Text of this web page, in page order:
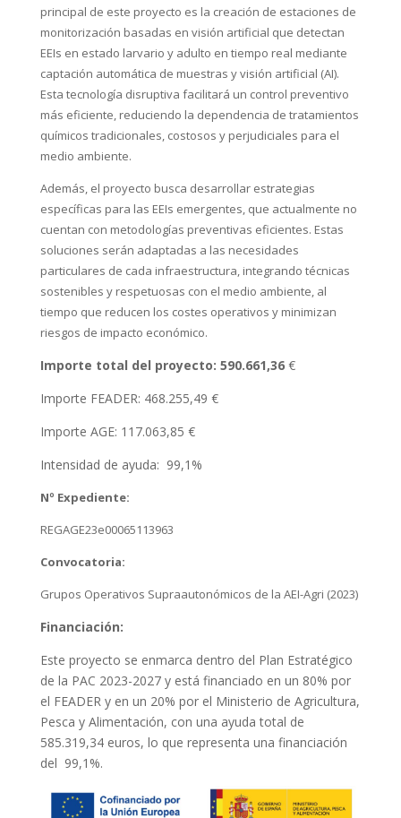
principal de este proyecto es la creación de estaciones de
monitorización basadas en visión artificial que detectan
EEIs en estado larvario y adulto en tiempo real mediante
captación automática de muestras y visión artificial (AI).
Esta tecnología disruptiva facilitará un control preventivo
más eficiente, reduciendo la dependencia de tratamientos
químicos tradicionales, costosos y perjudiciales para el
medio ambiente.
Además, el proyecto busca desarrollar estrategias
específicas para las EEIs emergentes, que actualmente no
cuentan con metodologías preventivas eficientes. Estas
soluciones serán adaptadas a las necesidades
particulares de cada infraestructura, integrando técnicas
sostenibles y respetuosas con el medio ambiente, al
tiempo que reducen los costes operativos y minimizan
riesgos de impacto económico.
Importe total del proyecto: 590.661,36 €
Importe FEADER: 468.255,49 €
Importe AGE: 117.063,85 €
Intensidad de ayuda: 99,1%
Nº Expediente:
REGAGE23e00065113963
Convocatoria:
Grupos Operativos Supraautonómicos de la AEI-Agri (2023)
Financiación:
Este proyecto se enmarca dentro del Plan Estratégico
de la PAC 2023-2027 y está financiado en un 80% por
el FEADER y en un 20% por el Ministerio de Agricultura,
Pesca y Alimentación, con una ayuda total de
585.319,34 euros, lo que representa una financiación
del 99,1%.